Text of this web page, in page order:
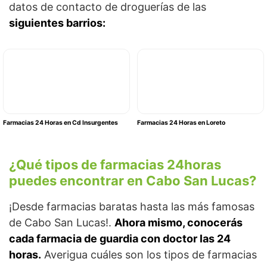
datos de contacto de droguerías de las
siguientes barrios:
Farmacias 24 Horas en Cd Insurgentes Farmacias 24 Horas en Loreto
¿Qué tipos de farmacias 24horas
puedes encontrar en Cabo San Lucas?
¡Desde farmacias baratas hasta las más famosas
de Cabo San Lucas!. Ahora mismo, conocerás
cada farmacia de guardia con doctor las 24
horas. Averigua cuáles son los tipos de farmacias